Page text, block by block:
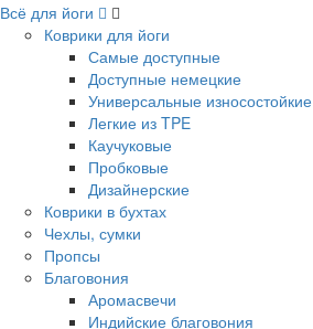
Всё для йоги
Коврики для йоги
Самые доступные
Доступные немецкие
Универсальные износостойкие
Легкие из TPE
Каучуковые
Пробковые
Дизайнерские
Коврики в бухтах
Чехлы, сумки
Пропсы
Благовония
Аромасвечи
Индийские благовония